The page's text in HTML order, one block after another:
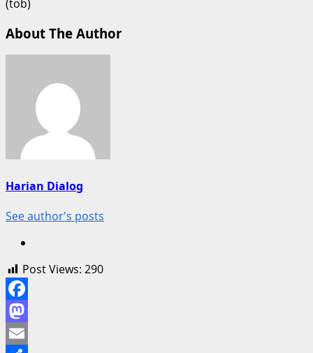
(tob)
About The Author
Harian Dialog
See author's posts
Post Views: 290
Facebook
Mastodon